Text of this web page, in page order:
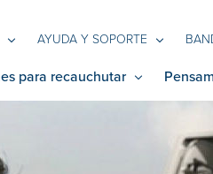
para recauchutar
AYUDA Y SOPORTE